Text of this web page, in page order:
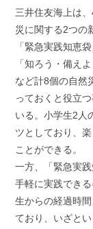
三井住友海上は
災に関する2つの
「緊急実践知恵
「知ろう・備え
など計8個の自然
っておくと役立
いる。小学生2人
ツとしており、
ことができる。
一方、「緊急実
手軽に実践でき
生からの経過時
ており、いざと